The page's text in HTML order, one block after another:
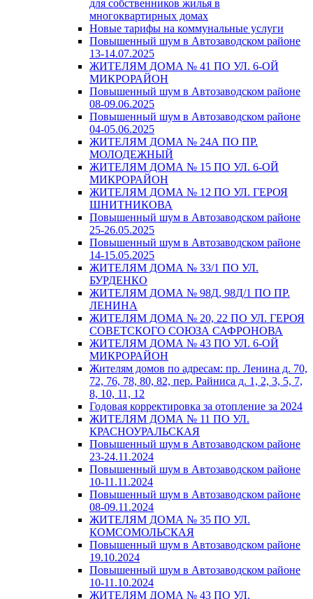
для собственников жилья в
многоквартирных домах
Новые тарифы на коммунальные услуги
Повышенный шум в Автозаводском районе
13-14.07.2025
ЖИТЕЛЯМ ДОМА № 41 ПО УЛ. 6-ОЙ
МИКРОРАЙОН
Повышенный шум в Автозаводском районе
08-09.06.2025
Повышенный шум в Автозаводском районе
04-05.06.2025
ЖИТЕЛЯМ ДОМА № 24А ПО ПР.
МОЛОДЕЖНЫЙ
ЖИТЕЛЯМ ДОМА № 15 ПО УЛ. 6-ОЙ
МИКРОРАЙОН
ЖИТЕЛЯМ ДОМА № 12 ПО УЛ. ГЕРОЯ
ШНИТНИКОВА
Повышенный шум в Автозаводском районе
25-26.05.2025
Повышенный шум в Автозаводском районе
14-15.05.2025
ЖИТЕЛЯМ ДОМА № 33/1 ПО УЛ.
БУРДЕНКО
ЖИТЕЛЯМ ДОМА № 98Д, 98Д/1 ПО ПР.
ЛЕНИНА
ЖИТЕЛЯМ ДОМА № 20, 22 ПО УЛ. ГЕРОЯ
СОВЕТСКОГО СОЮЗА САФРОНОВА
ЖИТЕЛЯМ ДОМА № 43 ПО УЛ. 6-ОЙ
МИКРОРАЙОН
Жителям домов по адресам: пр. Ленина д. 70,
72, 76, 78, 80, 82, пер. Райниса д. 1, 2, 3, 5, 7,
8, 10, 11, 12
Годовая корректировка за отопление за 2024
ЖИТЕЛЯМ ДОМА № 11 ПО УЛ.
КРАСНОУРАЛЬСКАЯ
Повышенный шум в Автозаводском районе
23-24.11.2024
Повышенный шум в Автозаводском районе
10-11.11.2024
Повышенный шум в Автозаводском районе
08-09.11.2024
ЖИТЕЛЯМ ДОМА № 35 ПО УЛ.
КОМСОМОЛЬСКАЯ
Повышенный шум в Автозаводском районе
19.10.2024
Повышенный шум в Автозаводском районе
10-11.10.2024
ЖИТЕЛЯМ ДОМА № 43 ПО УЛ.